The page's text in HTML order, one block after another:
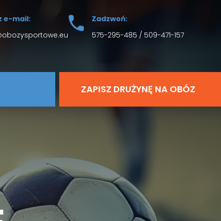
e-mail:
Zadzwoń:
575-295-485 / 509-471-157
ZAPISZ DRUŻYNĘ NA OBÓZ